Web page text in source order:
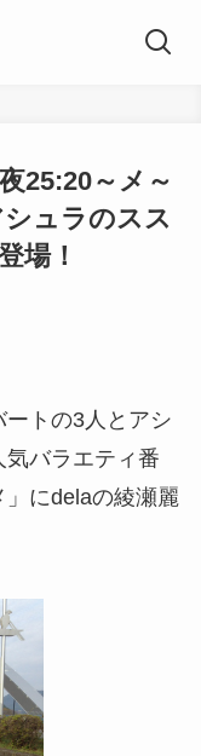
25:20～メ～
ュラのスス
場！
トの3人とアシ
気バラエティ番
にdelaの綾瀬麗